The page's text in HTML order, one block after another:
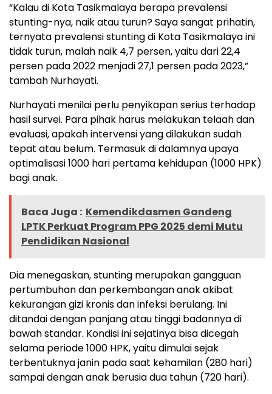
“Kalau di Kota Tasikmalaya berapa prevalensi
stunting-nya, naik atau turun? Saya sangat prihatin,
ternyata prevalensi stunting di Kota Tasikmalaya ini
tidak turun, malah naik 4,7 persen, yaitu dari 22,4
persen pada 2022 menjadi 27,1 persen pada 2023,”
tambah Nurhayati.
Nurhayati menilai perlu penyikapan serius terhadap
hasil survei. Para pihak harus melakukan telaah dan
evaluasi, apakah intervensi yang dilakukan sudah
tepat atau belum. Termasuk di dalamnya upaya
optimalisasi 1000 hari pertama kehidupan (1000 HPK)
bagi anak.
Baca Juga : Kemendikdasmen Gandeng
LPTK Perkuat Program PPG 2025 demi Mutu
Pendidikan Nasional
Dia menegaskan, stunting merupakan gangguan
pertumbuhan dan perkembangan anak akibat
kekurangan gizi kronis dan infeksi berulang. Ini
ditandai dengan panjang atau tinggi badannya di
bawah standar. Kondisi ini sejatinya bisa dicegah
selama periode 1000 HPK, yaitu dimulai sejak
terbentuknya janin pada saat kehamilan (280 hari)
sampai dengan anak berusia dua tahun (720 hari).